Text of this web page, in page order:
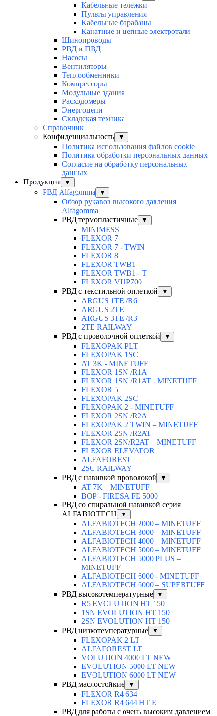
Кабельные тележки
Пульты управления
Кабельные барабаны
Канатные и цепные электротали
Шинопроводы
РВД и ПВД
Насосы
Вентиляторы
Теплообменники
Компрессоры
Модульные здания
Расходомеры
Энергоцепи
Складская техника
Справочник
Конфиденциальность
▼
Политика использования файлов cookie
Политика обработки персональных данных
Согласие на обработку персональных
данных
Продукция
▼
РВД Alfagomma ▼
Обзор рукавов высокого давления
Alfagomma
РВД термопластичные
▼
MINIMESS
FLEXOR 7
FLEXOR 7 - TWIN
FLEXOR 8
FLEXOR TWB1
FLEXOR TWB1 - T
FLEXOR VHP700
РВД с текстильной оплеткой
▼
ARGUS 1TE /R6
ARGUS 2TЕ
ARGUS 3TE /R3
2TE RAILWAY
РВД с проволочной оплеткой
▼
FLEXOPAK PLT
FLEXOPAK 1SС
AT 3K - MINETUFF
FLEXOR 1SN /R1A
FLEXOR 1SN /R1AT - MINETUFF
FLEXOR 5
FLEXOPAK 2SС
FLEXOPAK 2 - MINETUFF
FLEXOR 2SN /R2A
FLEXOPAK 2 TWIN – MINETUFF
FLEXOR 2SN /R2AT
FLEXOR 2SN/R2AT – MINETUFF
FLEXOR ELEVATOR
ALFAFOREST
2SC RAILWAY
РВД с навивкой проволокой
▼
AT 7K – MINETUFF
BOP - FIRESA FE 5000
РВД со спиральной навивкой серия
ALFABIOTECH
▼
ALFABIOTECH 2000 – MINETUFF
ALFABIOTECH 3000 – MINETUFF
ALFABIOTECH 4000 – MINETUFF
ALFABIOTECH 5000 – MINETUFF
ALFABIOTECH 5000 PLUS –
MINETUFF
ALFABIOTECH 6000 - MINETUFF
ALFABIOTECH 6000 – SUPERTUFF
РВД высокотемпературные
▼
R5 EVOLUTION HT 150
1SN EVOLUTION HT 150
2SN EVOLUTION HT 150
РВД низкотемпературные
▼
FLEXOPAK 2 LT
ALFAFOREST LT
VOLUTION 4000 LT NEW
EVOLUTION 5000 LT NEW
EVOLUTION 6000 LT NEW
РВД маслостойкие
▼
FLEXOR R4 634
FLEXOR R4 644 HT E
РВД для работы с очень высоким давлением